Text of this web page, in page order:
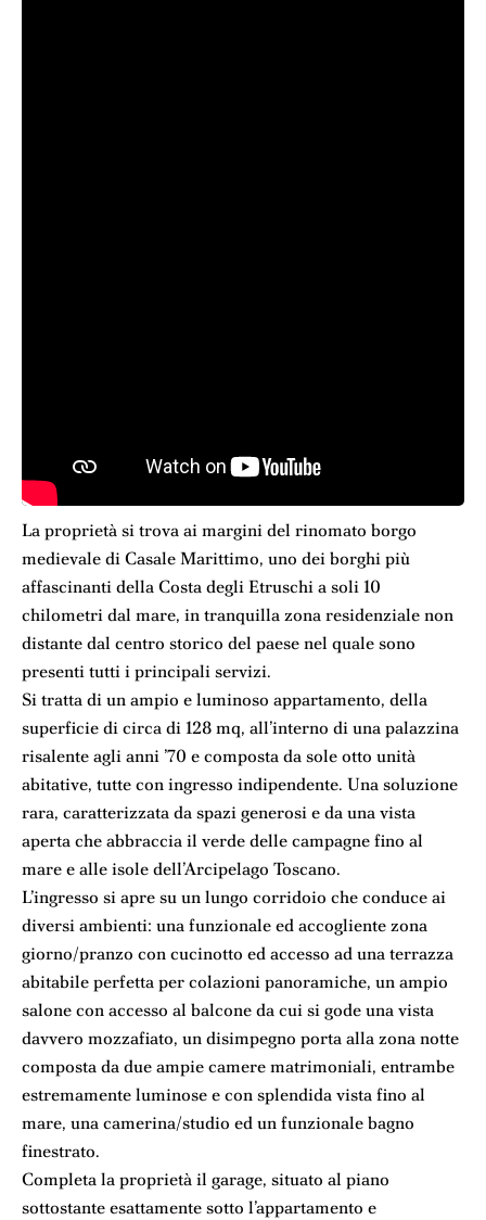
La proprietà si trova ai margini del rinomato borgo
medievale di Casale Marittimo, uno dei borghi più
affascinanti della Costa degli Etruschi a soli 10
chilometri dal mare, in tranquilla zona residenziale non
distante dal centro storico del paese nel quale sono
presenti tutti i principali servizi.
Si tratta di un ampio e luminoso appartamento, della
superficie di circa di 128 mq, all’interno di una palazzina
risalente agli anni ’70 e composta da sole otto unità
abitative, tutte con ingresso indipendente. Una soluzione
rara, caratterizzata da spazi generosi e da una vista
aperta che abbraccia il verde delle campagne fino al
mare e alle isole dell’Arcipelago Toscano.
L’ingresso si apre su un lungo corridoio che conduce ai
diversi ambienti: una funzionale ed accogliente zona
giorno/pranzo con cucinotto ed accesso ad una terrazza
abitabile perfetta per colazioni panoramiche, un ampio
salone con accesso al balcone da cui si gode una vista
davvero mozzafiato, un disimpegno porta alla zona notte
composta da due ampie camere matrimoniali, entrambe
estremamente luminose e con splendida vista fino al
mare, una camerina/studio ed un funzionale bagno
finestrato.
Completa la proprietà il garage, situato al piano
sottostante esattamente sotto l’appartamento e